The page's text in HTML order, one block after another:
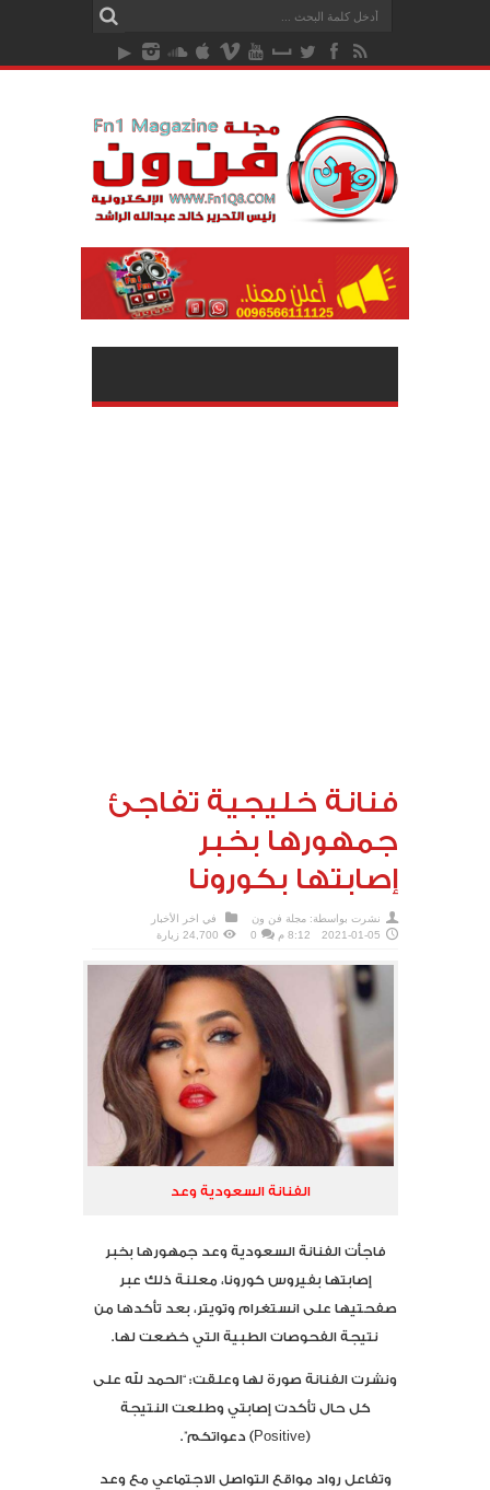
فنانة خليجية تفاجئ
جمهورها بخبر
إصابتها بكورونا
نشرت بواسطة: مجلة فن ون في اخر الأخبار
2021-01-05
8:12 م 0 24,700 زيارة
الفنانة السعودية وعد
فاجأت الفنانة السعودية وعد جمهورها بخبر
إصابتها بفيروس كورونا، معلنة ذلك عبر
صفحتيها على انستغرام وتويتر، بعد تأكدها من
نتيجة الفحوصات الطبية التي خضعت لها.
ونشرت الفنانة صورة لها وعلقت: “الحمد لله على
كل حال تأكدت إصابتي وطلعت النتيجة
(Positive) دعواتكم”.
وتفاعل رواد مواقع التواصل الاجتماعي مع وعد